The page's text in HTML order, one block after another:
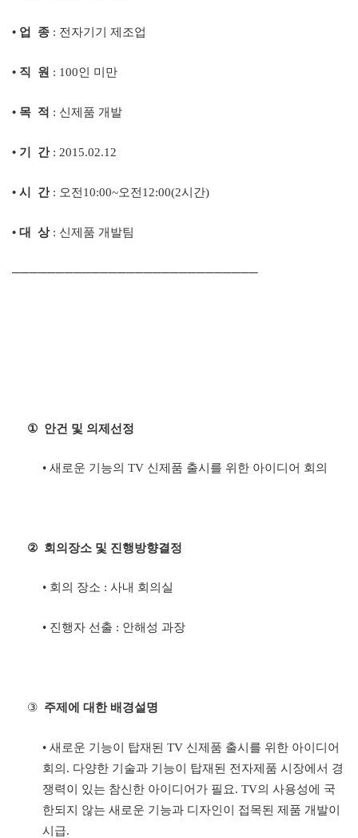
• 업 종 : 전자기기 제조업
• 직 원 : 100인 미만
• 목 적 : 신제품 개발
• 기 간: 2015.02.12
• 시 간: 오전10:00~오전12:00(2시간)
• 대 상: 신제품 개발팀
────────────────────────────
① 안건 및 의제선정
• 새로운 기능의 TV 신제품 출시를 위한 아이디어 회의
② 회의장소 및 진행방향결정
• 회의 장소 : 사내 회의실
• 진행자 선출 : 안해성 과장
③ 주제에 대한 배경설명
• 새로운 기능이 탑재된 TV 신제품 출시를 위한 아이디어
회의 . 다양한 기술과 기능이 탑재된 전자제품 시장에서 경
쟁력이 있는 참신한 아이디어가 필요. TV의 사용성에 국
한되지 않는 새로운 기능과 디자인이 접목된 제품 개발이
시급.